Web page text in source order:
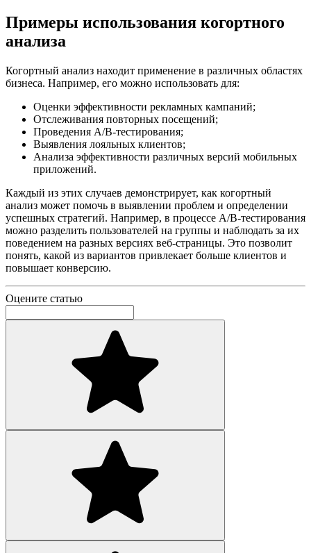
Примеры использования когортного
анализа
Когортный анализ находит применение в различных областях
бизнеса. Например, его можно использовать для:
Оценки эффективности рекламных кампаний;
Отслеживания повторных посещений;
Проведения A/B-тестирования;
Выявления лояльных клиентов;
Анализа эффективности различных версий мобильных
приложений.
Каждый из этих случаев демонстрирует, как когортный
анализ может помочь в выявлении проблем и определении
успешных стратегий. Например, в процессе A/B-тестирования
можно разделить пользователей на группы и наблюдать за их
поведением на разных версиях веб-страницы. Это позволит
понять, какой из вариантов привлекает больше клиентов и
повышает конверсию.
Оцените статью